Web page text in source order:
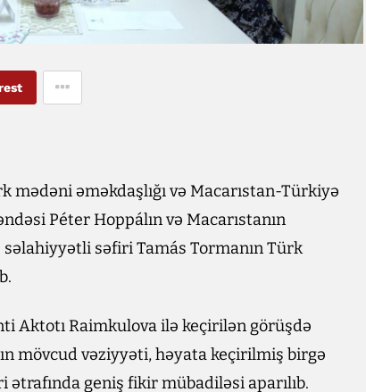
əməkdaşlığı və Macarıstan-Türkiyə
Péter Hoppálın və Macarıstanın
səlahiyyətli səfiri Tamás Tormanın Türk
Aktotı Raimkulova ilə keçirilən görüşdə
mövcud vəziyyəti, həyata keçirilmiş birgə
geniş fikir mübadiləsi aparılıb.